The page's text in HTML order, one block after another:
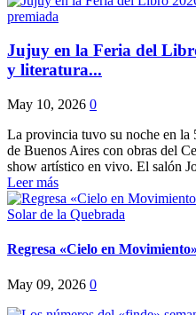
Jujuy en la Feria del
y literatura...
May 10, 2026 0
La provincia tuvo su noche en
de Buenos Aires con obras del
show artístico en vivo. El salón
Leer más
Regresa «Cielo en
May 09, 2026 0